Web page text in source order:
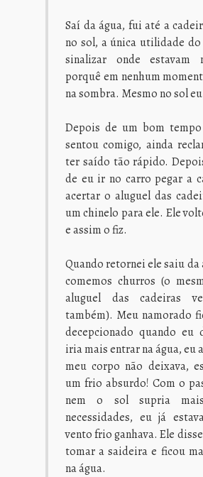
Saí da água, fui até a
no sol, a única utilidade
sinalizar onde estavam
porquê em nenhum
na sombra. Mesmo no sol
Depois de um bom
sentou comigo, ainda
ter saído tão rápido.
de eu ir no carro pegar a
acertar o aluguel das
um chinelo para ele. Ele
e assim o fiz.
Quando retornei ele saiu da
comemos churros (o
aluguel das cadeiras
também). Meu namorado
decepcionado quando eu
iria mais entrar na água, eu
meu corpo não deixava,
um frio absurdo! Com o
nem o sol supria
necessidades, eu já
vento frio ganhava. Ele
tomar a saideira e ficou
na água.